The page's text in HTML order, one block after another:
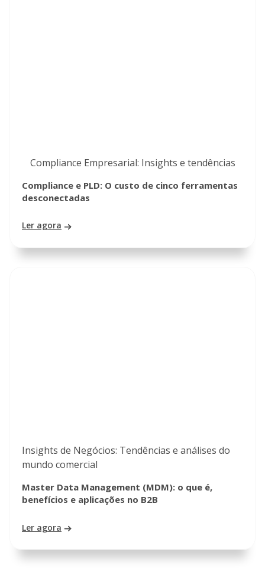
Compliance Empresarial: Insights e tendências
Compliance e PLD: O custo de cinco ferramentas
desconectadas
Ler agora
Insights de Negócios: Tendências e análises do
mundo comercial
Master Data Management (MDM): o que é,
benefícios e aplicações no B2B
Ler agora